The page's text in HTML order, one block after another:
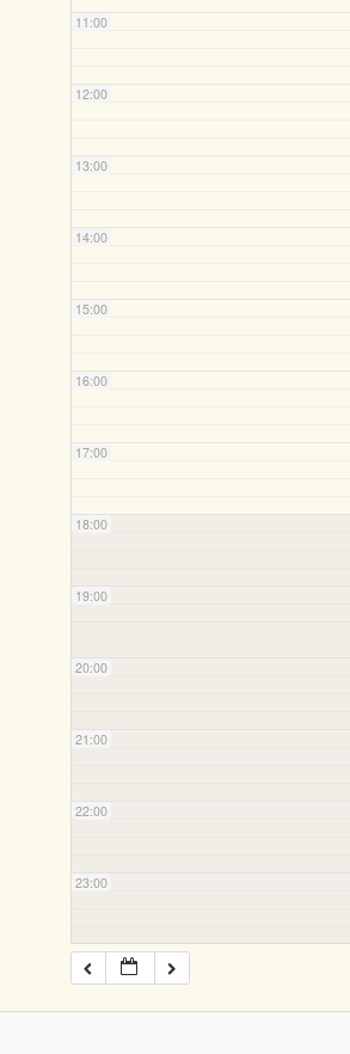
11:00
12:00
13:00
14:00
15:00
16:00
17:00
18:00
19:00
20:00
21:00
22:00
23:00